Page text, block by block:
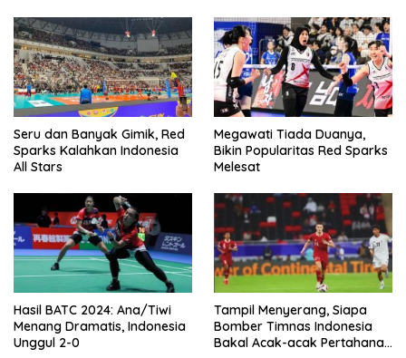
Seru dan Banyak Gimik, Red
Sparks Kalahkan Indonesia
All Stars
Megawati Tiada Duanya,
Bikin Popularitas Red Sparks
Melesat
Hasil BATC 2024: Ana/Tiwi
Menang Dramatis, Indonesia
Unggul 2-0
Tampil Menyerang, Siapa
Bomber Timnas Indonesia
Bakal Acak-acak Pertahanan